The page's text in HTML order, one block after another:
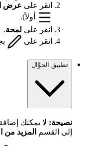
انقر على عرض
أولاً).
انقر على لمحة.
انقر على
تطبيق الجوَّال
نصيحة: لا يمكنك
إلى القسم
المزيد من